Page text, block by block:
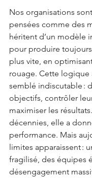
Nos organisations
pensées comme des
héritent d’un modèle
pour produire
plus vite, en
rouage. Cette logique
semblé indiscutable :
objectifs, contrôler
maximiser les
décennies, elle a
performance. Mais
limites apparaissent :
fragilisé, des équipes
désengagement